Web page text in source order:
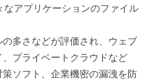
アプリケーションのファイル
多さなどが評価され、ウェブ
プライベートクラウドなど
ソフト、企業機密の漏洩を防